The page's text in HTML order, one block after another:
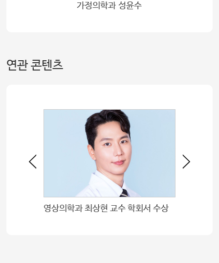
가정의학과 성윤수
연관 콘텐츠
영상의학과 최상현 교수 학회서 수상